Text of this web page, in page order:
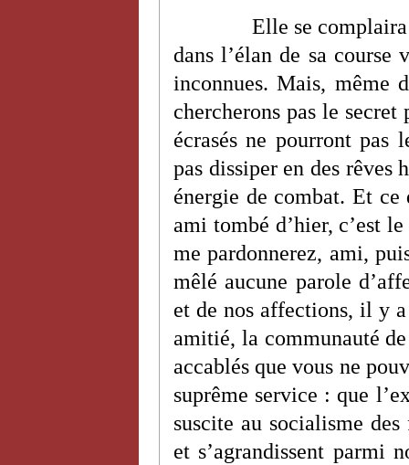
Elle se
dans l’élan de sa
inconnues. Mais, même
chercherons pas le
écrasés ne pourront pas
pas dissiper en des rêves
énergie de combat. Et
ami tombé d’hier, c’est
me pardonnerez, ami,
mêlé aucune parole
et de nos affections, il y
amitié, la communauté
accablés que vous ne
suprême service : que
suscite au socialisme
et s’agrandissent parmi